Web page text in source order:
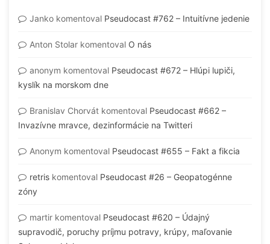
Janko komentoval Pseudocast #762 – Intuitívne jedenie
Anton Stolar komentoval O nás
anonym komentoval Pseudocast #672 – Hlúpi lupiči,
kyslík na morskom dne
Branislav Chorvát komentoval Pseudocast #662 –
Invazívne mravce, dezinformácie na Twitteri
Anonym komentoval Pseudocast #655 – Fakt a fikcia
retris komentoval Pseudocast #26 – Geopatogénne
zóny
martir komentoval Pseudocast #620 – Údajný
supravodič, poruchy príjmu potravy, krúpy, maľovanie